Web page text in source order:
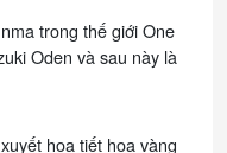
trong thế giới One
Oden và sau này là
họa tiết hoa vàng